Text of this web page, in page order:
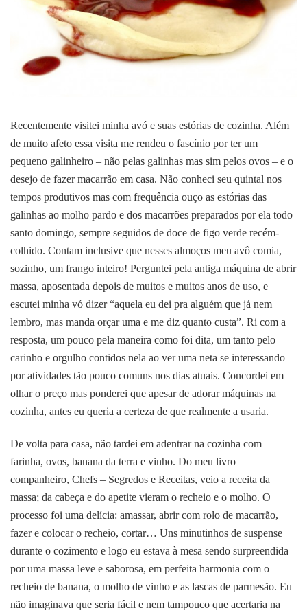
Recentemente visitei minha avó e suas estórias de cozinha. Além
de muito afeto essa visita me rendeu o fascínio por ter um
pequeno galinheiro – não pelas galinhas mas sim pelos ovos – e o
desejo de fazer macarrão em casa. Não conheci seu quintal nos
tempos produtivos mas com frequência ouço as estórias das
galinhas ao molho pardo e dos macarrões preparados por ela todo
santo domingo, sempre seguidos de doce de figo verde recém-
colhido. Contam inclusive que nesses almoços meu avô comia,
sozinho, um frango inteiro! Perguntei pela antiga máquina de abrir
massa, aposentada depois de muitos e muitos anos de uso, e
escutei minha vó dizer “aquela eu dei pra alguém que já nem
lembro, mas manda orçar uma e me diz quanto custa”. Ri com a
resposta, um pouco pela maneira como foi dita, um tanto pelo
carinho e orgulho contidos nela ao ver uma neta se interessando
por atividades tão pouco comuns nos dias atuais. Concordei em
olhar o preço mas ponderei que apesar de adorar máquinas na
cozinha, antes eu queria a certeza de que realmente a usaria.
De volta para casa, não tardei em adentrar na cozinha com
farinha, ovos, banana da terra e vinho. Do meu livro
companheiro, Chefs – Segredos e Receitas, veio a receita da
massa; da cabeça e do apetite vieram o recheio e o molho. O
processo foi uma delícia: amassar, abrir com rolo de macarrão,
fazer e colocar o recheio, cortar… Uns minutinhos de suspense
durante o cozimento e logo eu estava à mesa sendo surpreendida
por uma massa leve e saborosa, em perfeita harmonia com o
recheio de banana, o molho de vinho e as lascas de parmesão. Eu
não imaginava que seria fácil e nem tampouco que acertaria na